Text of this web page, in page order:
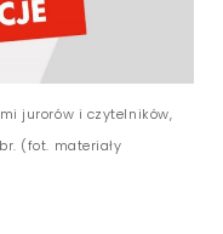
jurorów i czytelników,
(fot. materiały